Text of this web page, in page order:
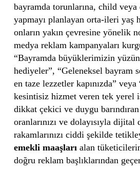
bayramda torunlarına, child veya
yapmayı planlayan orta-ileri yaş
onların yakın çevresine yönelik
medya reklam kampanyaları
“Bayramda büyüklerimizin
hediyeler”, “Geleneksel bayram
en taze lezzetler kapınızda”
kesintisiz hizmet veren tek yerel
dikkat çekici ve duygu
oranlarınızı ve dolayısıyla dijital
rakamlarınızı ciddi şekilde
emekli maaşlarıalan
doğru reklam başlıklarından